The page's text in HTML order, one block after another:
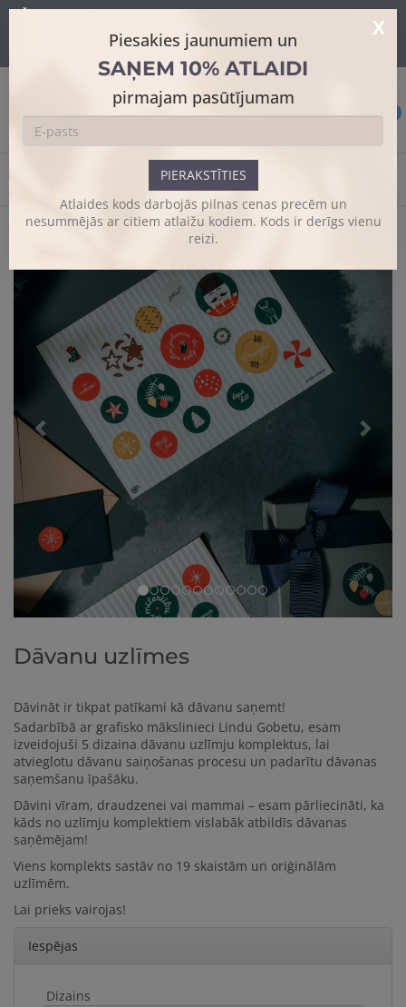
X
Piesakies jaunumiem un
SAŅEM 10% ATLAIDI
pirmajam pasūtījumam
PIERAKSTĪTIES
Atlaides kods darbojās pilnas cenas precēm un
nesummējās ar citiem atlaižu kodiem. Kods ir derīgs vienu
reizi.
Dāvanu uzlīmes
Dāvanu uzlīmes
Dāvināt ir tikpat patīkami kā dāvanu saņemt!
Sadarbībā ar grafisko mākslinieci Lindu Gobetu, esam
izveidojuši 5 dizaina dāvanu uzlīmju komplektus, lai
atvieglotu dāvanu saiņošanas procesu un padarītu dāvanas
saņemšanu īpašāku.
Dāvini vīram, draudzenei vai mammai – esam pārliecināti, ka
kāds no uzlīmju komplektiem vislabāk atbildīs dāvanas
saņēmējam!
Viens komplekts sastāv no 19 skaistām un oriģinālām
uzlīmēm.
Lai prieks vairojas!
Iespējas
Dizains
papildus funkciju piedāvājumam.